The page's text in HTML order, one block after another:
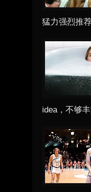
猛力强烈推荐
idea，不够丰